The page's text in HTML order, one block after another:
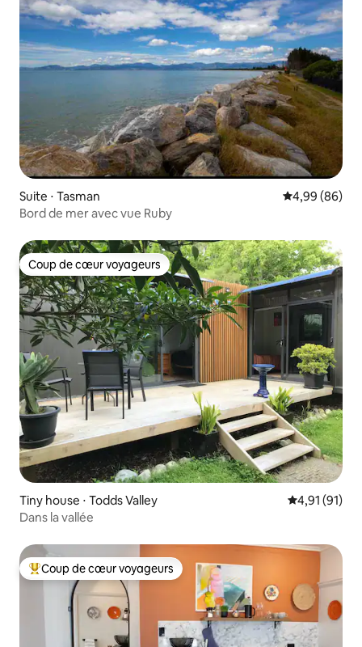
Suite ⋅ Tasman Évaluation
4,99 (86)
Bord de mer avec vue Ruby
Coup de cœur voyageurs
Coup de cœur voyageurs
Tiny house ⋅ Todds Valley Évaluation
4,91 (91)
Dans la vallée
Coups de cœur voyageurs les plus appréciés
Coup de cœur voyageurs